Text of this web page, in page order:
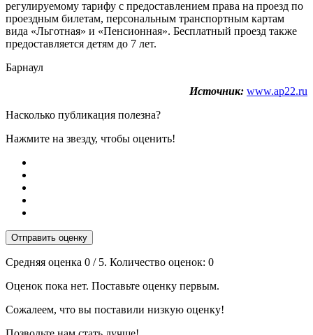
регулируемому тарифу с предоставлением права на проезд по
проездным билетам, персональным транспортным картам
вида «Льготная» и «Пенсионная». Бесплатный проезд также
предоставляется детям до 7 лет.
Барнаул
Источник: www.ap22.ru
Насколько публикация полезна?
Нажмите на звезду, чтобы оценить!
Отправить оценку
Средняя оценка 0 / 5. Количество оценок: 0
Оценок пока нет. Поставьте оценку первым.
Сожалеем, что вы поставили низкую оценку!